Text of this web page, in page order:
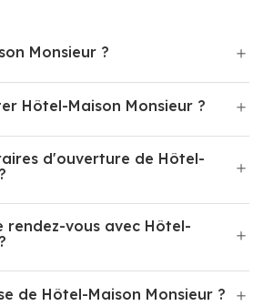
Monsieur ?
Hôtel-Maison Monsieur ?
d'ouverture de Hôtel-
rendez-vous avec Hôtel-
de Hôtel-Maison Monsieur ?